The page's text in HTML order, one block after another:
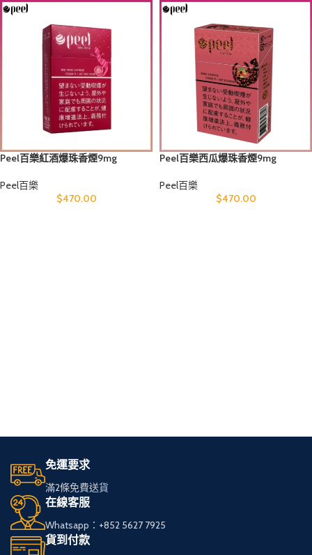
Peel百樂紅酒爆珠香煙9mg
Peel百樂
$470.00
Peel百樂西瓜爆珠香煙9mg
Peel百樂
$470.00
免運要求
滿2條免費送貨
在線客服
Whatsapp：+852 5627 7925
貨到付款